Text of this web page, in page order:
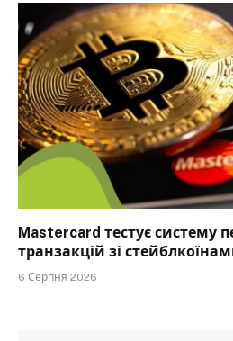
Mastercard тестує систему
транзакцій зі
6 Серпня 2026